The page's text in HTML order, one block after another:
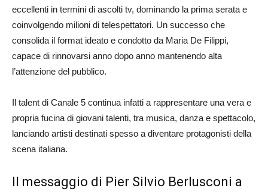
eccellenti in termini di ascolti tv, dominando la prima serata e
coinvolgendo milioni di telespettatori. Un successo che
consolida il format ideato e condotto da Maria De Filippi,
capace di rinnovarsi anno dopo anno mantenendo alta
l’attenzione del pubblico.
Il talent di Canale 5 continua infatti a rappresentare una vera e
propria fucina di giovani talenti, tra musica, danza e spettacolo,
lanciando artisti destinati spesso a diventare protagonisti della
scena italiana.
Il messaggio di Pier Silvio Berlusconi a